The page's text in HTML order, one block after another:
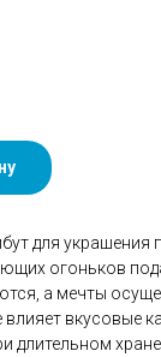
для украшения
огоньков
а мечты
вкусовые
длительном